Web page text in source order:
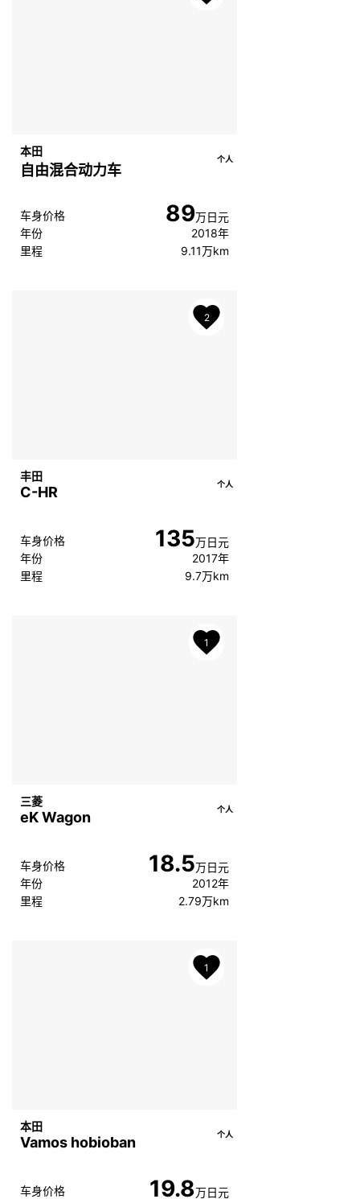
本田
自由混合动力车
车身价格 89万日元
年份
2018年
里程
9.11万km
个人
丰田
C-HR
车身价格 135万日元
年份
2017年
里程
9.7万km
2
个人
三菱
eK Wagon
车身价格 18.5万日元
年份
2012年
里程
2.79万km
1
个人
本田
Vamos hobioban
车身价格 19.8万日元
1
个人